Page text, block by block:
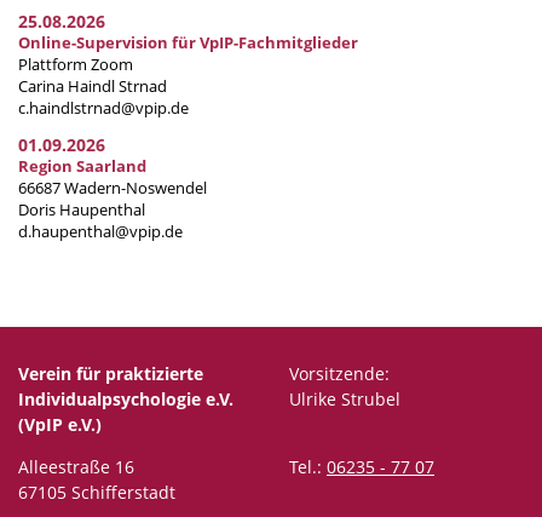
25.08.2026
Online-Supervision für VpIP-Fachmitglieder
Plattform Zoom
Carina Haindl Strnad
c.haindlstrnad@vpip.de
01.09.2026
Region Saarland
66687 Wadern-Noswendel
Doris Haupenthal
d.haupenthal@vpip.de
Verein für praktizierte
Individualpsychologie e.V.
(VpIP e.V.)
Vorsitzende:
Ulrike Strubel
Alleestraße 16
67105 Schifferstadt
Tel.: 06235 - 77 07